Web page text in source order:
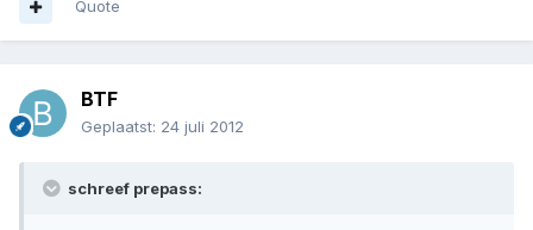
Quote
BTF
Geplaatst: 24 juli 2012
schreef prepass: